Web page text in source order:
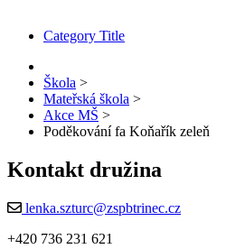
Category Title
Škola >
Mateřská škola >
Akce MŠ >
Poděkování fa Koňařík zeleň
Kontakt družina
lenka.szturc@zspbtrinec.cz
+420 736 231 621